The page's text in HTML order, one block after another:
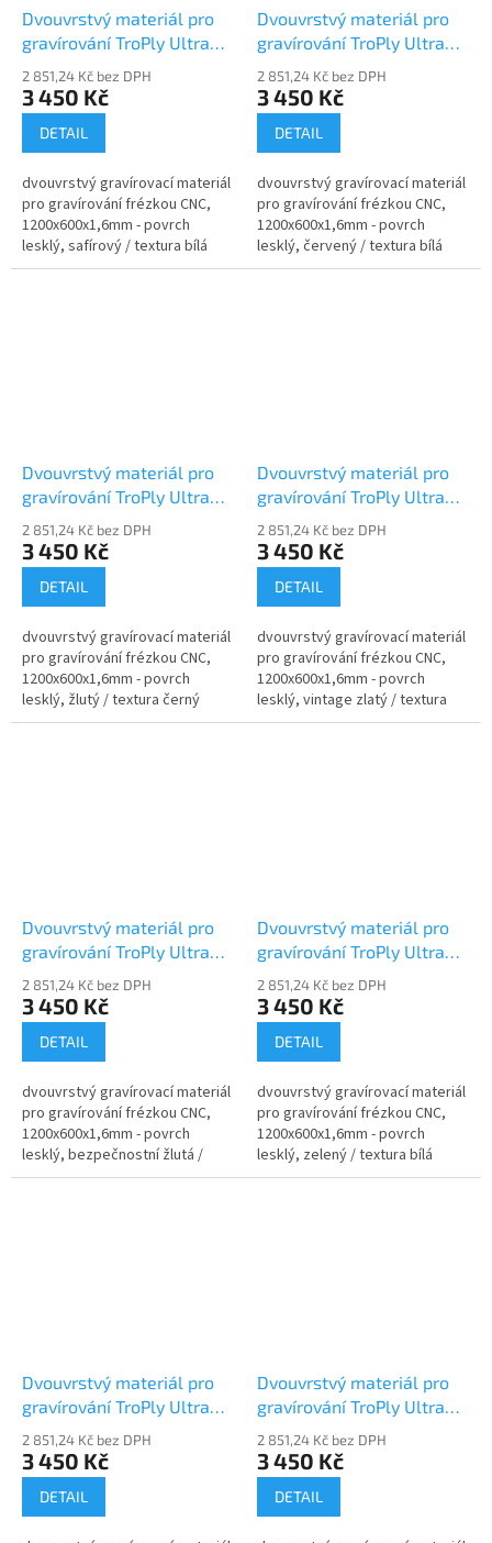
Dvouvrstvý materiál pro
gravírování TroPly Ultra
2 851,24 Kč bez DPH
3 450 Kč
DETAIL
dvouvrstvý gravírovací materiál
pro gravírování frézkou CNC,
1200x600x1,6mm - povrch
lesklý, safírový / textura bílá
Dvouvrstvý materiál pro
gravírování TroPly Ultra
2 851,24 Kč bez DPH
3 450 Kč
DETAIL
dvouvrstvý gravírovací materiál
pro gravírování frézkou CNC,
1200x600x1,6mm - povrch
lesklý, červený / textura bílá
Dvouvrstvý materiál pro
gravírování TroPly Ultra
PH704-206
2 851,24 Kč bez DPH
3 450 Kč
DETAIL
dvouvrstvý gravírovací materiál
pro gravírování frézkou CNC,
1200x600x1,6mm - povrch
lesklý, žlutý / textura černý
Dvouvrstvý materiál pro
gravírování TroPly Ultra
PH774-206
2 851,24 Kč bez DPH
3 450 Kč
DETAIL
dvouvrstvý gravírovací materiál
pro gravírování frézkou CNC,
1200x600x1,6mm - povrch
lesklý, vintage zlatý / textura
černá
Dvouvrstvý materiál pro
gravírování TroPly Ultra
PH794-206
2 851,24 Kč bez DPH
3 450 Kč
DETAIL
dvouvrstvý gravírovací materiál
pro gravírování frézkou CNC,
1200x600x1,6mm - povrch
lesklý, bezpečnostní žlutá /
textura černá
Dvouvrstvý materiál pro
gravírování TroPly Ultra
PH932-206
2 851,24 Kč bez DPH
3 450 Kč
DETAIL
dvouvrstvý gravírovací materiál
pro gravírování frézkou CNC,
1200x600x1,6mm - povrch
lesklý, zelený / textura bílá
Dvouvrstvý materiál pro
gravírování TroPly Ultra
PH962-206
2 851,24 Kč bez DPH
3 450 Kč
DETAIL
Dvouvrstvý materiál pro
gravírování TroPly Ultra
PU204-206
2 851,24 Kč bez DPH
3 450 Kč
DETAIL